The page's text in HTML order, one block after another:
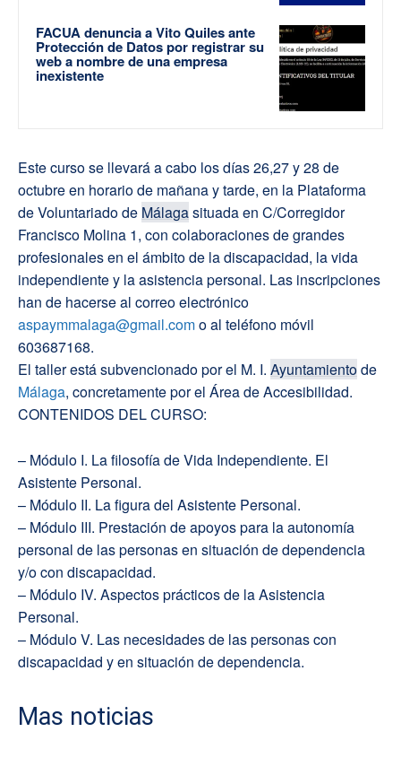
FACUA denuncia a Vito Quiles ante
Protección de Datos por registrar su
web a nombre de una empresa
inexistente
Este curso se llevará a cabo los días 26,27 y 28 de
octubre en horario de mañana y tarde, en la Plataforma
de Voluntariado de Málagasituada en C/Corregidor
Francisco Molina 1, con colaboraciones de grandes
profesionales en el ámbito de la discapacidad, la vida
independiente y la asistencia personal. Las inscripciones
han de hacerse al correo electrónico
aspaymmalaga@gmail.como al teléfono móvil
603687168.
El taller está subvencionado por el M. I. Ayuntamientode
Málaga, concretamente por el Área de Accesibilidad.
CONTENIDOS DEL CURSO:
– Módulo I. La filosofía de Vida Independiente. El
Asistente Personal.
– Módulo II. La figura del Asistente Personal.
– Módulo III. Prestación de apoyos para la autonomía
personal de las personas en situación de dependencia
y/o con discapacidad.
– Módulo IV. Aspectos prácticos de la Asistencia
Personal.
– Módulo V. Las necesidades de las personas con
discapacidad y en situación de dependencia.
Mas noticias